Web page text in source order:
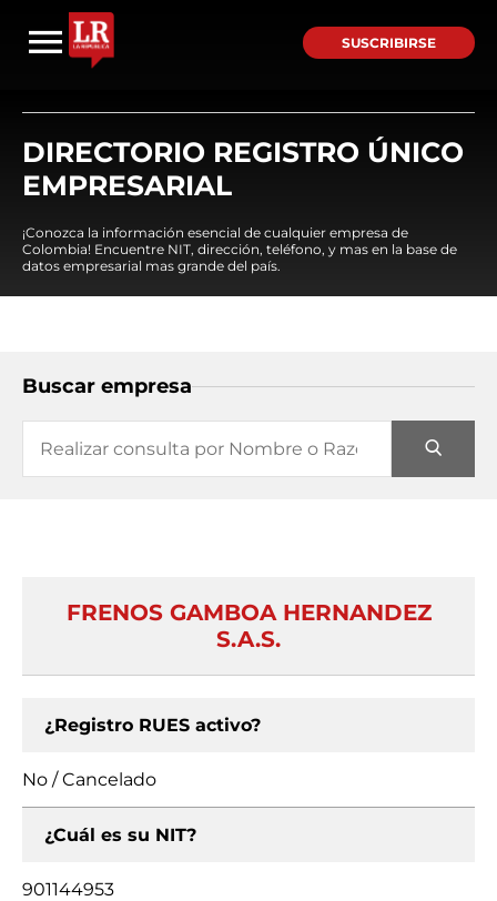
SUSCRIBIRSE
DIRECTORIO REGISTRO ÚNICO
EMPRESARIAL
¡Conozca la información esencial de cualquier empresa de
Colombia! Encuentre NIT, dirección, teléfono, y mas en la base de
datos empresarial mas grande del país.
Buscar empresa
FRENOS GAMBOA HERNANDEZ
S.A.S.
¿Registro RUES activo?
No / Cancelado
¿Cuál es su NIT?
901144953